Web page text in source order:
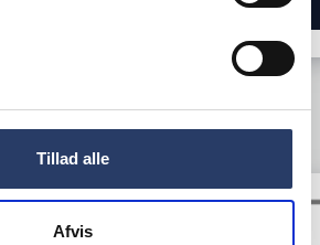
Tillad alle
Afvis
Tilbud